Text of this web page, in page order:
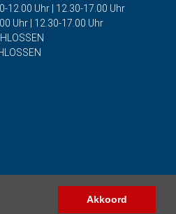
Akkoord
12.00 Uhr | 12.30-17.00 Uhr
Uhr | 12.30-17.00 Uhr
Copyright © 2026 - Auto Rima